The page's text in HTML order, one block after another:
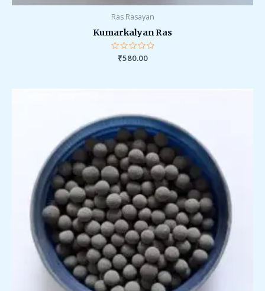
Ras Rasayan
Kumarkalyan Ras
Rated
₹580.00